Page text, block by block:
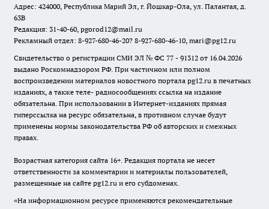
Адрес: 424000, Республика Марий Эл, г. Йошкар-Ола, ул. Палантая, д.
63В
Редакция: 31-40-60, pgorod12@mail.ru
Рекламный отдел: 8-927-680-46-20? 8-927-680-46-10, mari@pg12.ru
Свидетельство о регистрации СМИ ЭЛ № ФС 77 - 91312 от 16.04.2026
выдано Роскомнадзором РФ. При частичном или полном
воспроизведении материалов новостного портала pg12.ru в печатных
изданиях, а также теле- радиосообщениях ссылка на издание
обязательна. При использовании в Интернет-изданиях прямая
гиперссылка на ресурс обязательна, в противном случае будут
применены нормы законодательства РФ об авторских и смежных
правах.
Возрастная категория сайта 16+. Редакция портала не несет
ответственности за комментарии и материалы пользователей,
размещенные на сайте pg12.ru и его субдоменах.
«На информационном ресурсе применяются рекомендательные